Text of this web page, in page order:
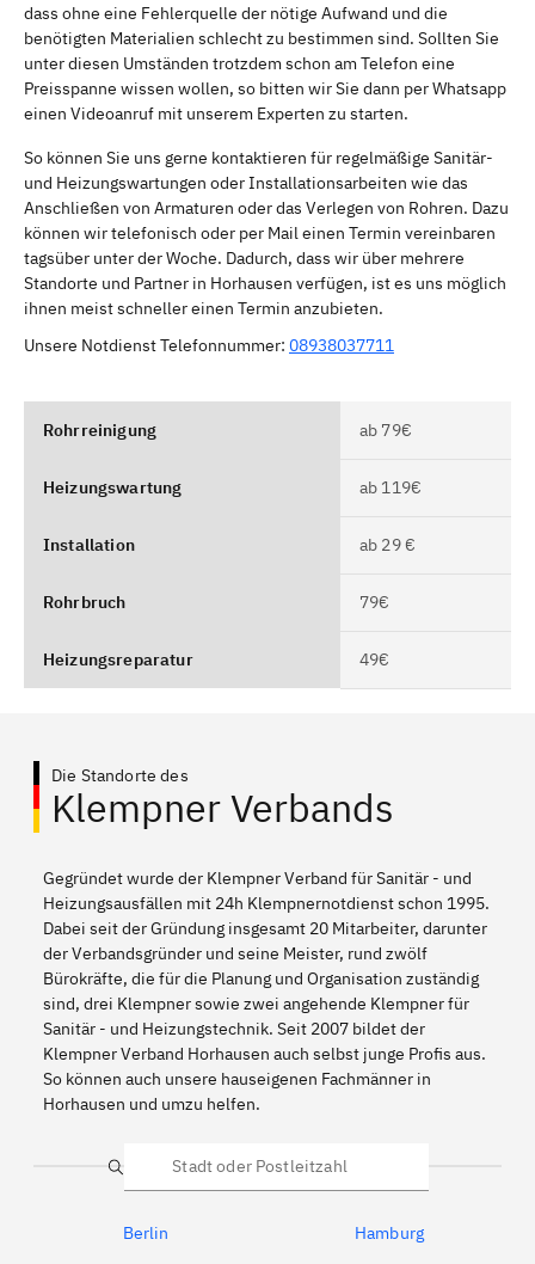
dass ohne eine Fehlerquelle der nötige Aufwand und die
benötigten Materialien schlecht zu bestimmen sind. Sollten Sie
unter diesen Umständen trotzdem schon am Telefon eine
Preisspanne wissen wollen, so bitten wir Sie dann per Whatsapp
einen Videoanruf mit unserem Experten zu starten.
So können Sie uns gerne kontaktieren für regelmäßige Sanitär-
und Heizungswartungen oder Installationsarbeiten wie das
Anschließen von Armaturen oder das Verlegen von Rohren. Dazu
können wir telefonisch oder per Mail einen Termin vereinbaren
tagsüber unter der Woche. Dadurch, dass wir über mehrere
Standorte und Partner in Horhausen verfügen, ist es uns möglich
ihnen meist schneller einen Termin anzubieten.
Unsere Notdienst Telefonnummer: 08938037711
Rohrreinigung ab 79€
Heizungswartung ab 119€
Installation ab 29 €
Rohrbruch 79€
Heizungsreparatur 49€
Die Standorte des
Klempner Verbands
Gegründet wurde der Klempner Verband für Sanitär - und
Heizungsausfällen mit 24h Klempnernotdienst schon 1995.
Dabei seit der Gründung insgesamt 20 Mitarbeiter, darunter
der Verbandsgründer und seine Meister, rund zwölf
Bürokräfte, die für die Planung und Organisation zuständig
sind, drei Klempner sowie zwei angehende Klempner für
Sanitär - und Heizungstechnik. Seit 2007 bildet der
Klempner Verband Horhausen auch selbst junge Profis aus.
So können auch unsere hauseigenen Fachmänner in
Horhausen und umzu helfen.
Suche
Berlin Hamburg